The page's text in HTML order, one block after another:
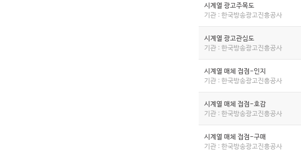
시계열 광고주목도
기관 : 한국방송광고진흥공사
시계열 광고관심도
기관 : 한국방송광고진흥공사
시계열 매체 접점-인지
기관 : 한국방송광고진흥공사
시계열 매체 접점-호감
기관 : 한국방송광고진흥공사
시계열 매체 접점-구매
기관 : 한국방송광고진흥공사